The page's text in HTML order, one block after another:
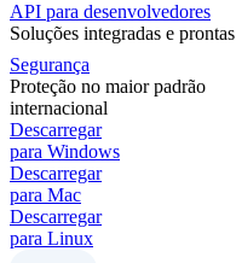
API para desenvolvedores
Soluções integradas e prontas
Segurança
Proteção no maior padrão
internacional
Descarregar
para Windows
Descarregar
para Mac
Descarregar
para Linux